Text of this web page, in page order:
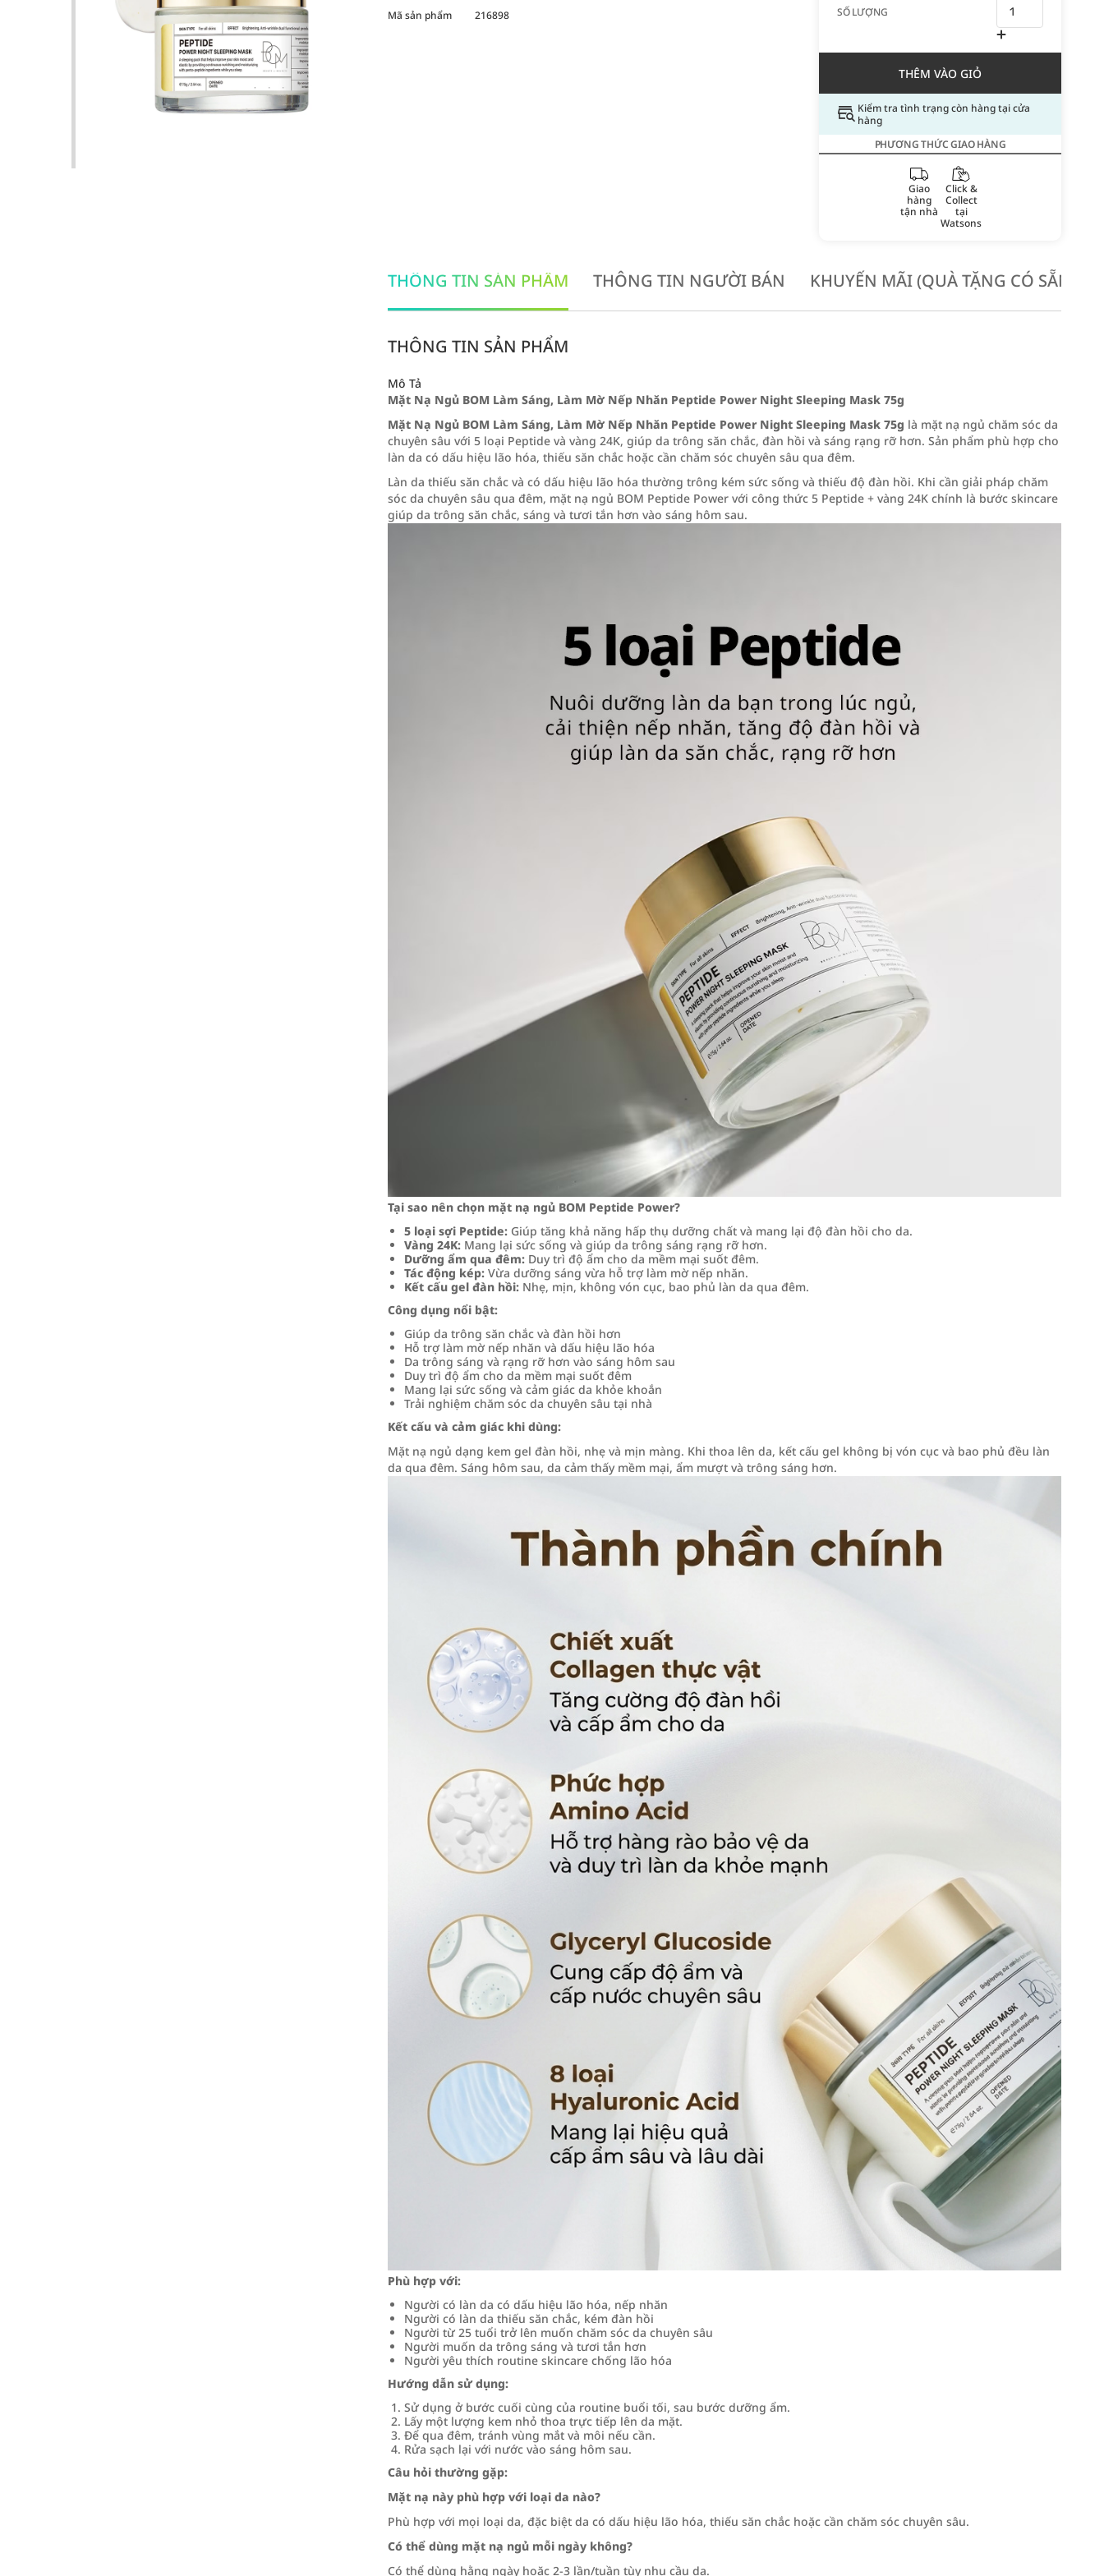
SỐ LƯỢNG
THÊM VÀO GIỎ
Kiểm tra tình trạng còn hàng tại cửa
hàng
PHƯƠNG THỨC GIAO HÀNG
Giao
hàng
tận nhà
Click &
Collect
tại
Watsons
Mã sản phẩm 216898
THÔNG TIN SẢN PHẨM THÔNG TIN NGƯỜI BÁN KHUYẾN MÃI (QUÀ TẶNG CÓ SẴN
THÔNG TIN SẢN PHẨM
Mô Tả
Mặt Nạ Ngủ BOM Làm Sáng, Làm Mờ Nếp Nhăn Peptide Power Night Sleeping Mask 75g
Mặt Nạ Ngủ BOM Làm Sáng, Làm Mờ Nếp Nhăn Peptide Power Night Sleeping Mask 75g là mặt nạ ngủ chăm sóc da
chuyên sâu với 5 loại Peptide và vàng 24K, giúp da trông săn chắc, đàn hồi và sáng rạng rỡ hơn. Sản phẩm phù hợp cho
làn da có dấu hiệu lão hóa, thiếu săn chắc hoặc cần chăm sóc chuyên sâu qua đêm.
Làn da thiếu săn chắc và có dấu hiệu lão hóa thường trông kém sức sống và thiếu độ đàn hồi. Khi cần giải pháp chăm
sóc da chuyên sâu qua đêm, mặt nạ ngủ BOM Peptide Power với công thức 5 Peptide + vàng 24K chính là bước skincare
giúp da trông săn chắc, sáng và tươi tắn hơn vào sáng hôm sau.
Tại sao nên chọn mặt nạ ngủ BOM Peptide Power?
5 loại sợi Peptide: Giúp tăng khả năng hấp thụ dưỡng chất và mang lại độ đàn hồi cho da.
Vàng 24K: Mang lại sức sống và giúp da trông sáng rạng rỡ hơn.
Dưỡng ẩm qua đêm: Duy trì độ ẩm cho da mềm mại suốt đêm.
Tác động kép: Vừa dưỡng sáng vừa hỗ trợ làm mờ nếp nhăn.
Kết cấu gel đàn hồi: Nhẹ, mịn, không vón cục, bao phủ làn da qua đêm.
Công dụng nổi bật:
Giúp da trông săn chắc và đàn hồi hơn
Hỗ trợ làm mờ nếp nhăn và dấu hiệu lão hóa
Da trông sáng và rạng rỡ hơn vào sáng hôm sau
Duy trì độ ẩm cho da mềm mại suốt đêm
Mang lại sức sống và cảm giác da khỏe khoắn
Trải nghiệm chăm sóc da chuyên sâu tại nhà
Kết cấu và cảm giác khi dùng:
Mặt nạ ngủ dạng kem gel đàn hồi, nhẹ và mịn màng. Khi thoa lên da, kết cấu gel không bị vón cục và bao phủ đều làn
da qua đêm. Sáng hôm sau, da cảm thấy mềm mại, ẩm mượt và trông sáng hơn.
Phù hợp với:
Người có làn da có dấu hiệu lão hóa, nếp nhăn
Người có làn da thiếu săn chắc, kém đàn hồi
Người từ 25 tuổi trở lên muốn chăm sóc da chuyên sâu
Người muốn da trông sáng và tươi tắn hơn
Người yêu thích routine skincare chống lão hóa
Hướng dẫn sử dụng:
Sử dụng ở bước cuối cùng của routine buổi tối, sau bước dưỡng ẩm.
Lấy một lượng kem nhỏ thoa trực tiếp lên da mặt.
Để qua đêm, tránh vùng mắt và môi nếu cần.
Rửa sạch lại với nước vào sáng hôm sau.
Câu hỏi thường gặp:
Mặt nạ này phù hợp với loại da nào?
Phù hợp với mọi loại da, đặc biệt da có dấu hiệu lão hóa, thiếu săn chắc hoặc cần chăm sóc chuyên sâu.
Có thể dùng mặt nạ ngủ mỗi ngày không?
Có thể dùng hằng ngày hoặc 2-3 lần/tuần tùy nhu cầu da.